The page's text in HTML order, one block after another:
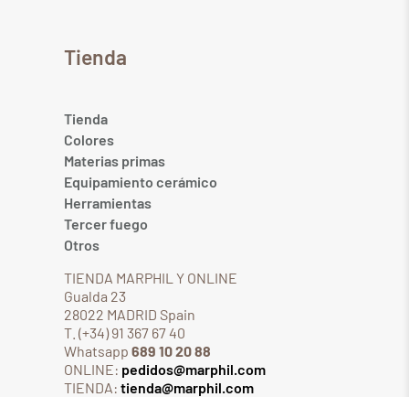
Tienda
Tienda
Colores
Materias primas
Equipamiento cerámico
Herramientas
Tercer fuego
Otros
TIENDA MARPHIL Y ONLINE
Gualda 23
28022 MADRID Spain
T. (+34) 91 367 67 40
Whatsapp 689 10 20 88
ONLINE: pedidos@marphil.com
TIENDA: tienda@marphil.com